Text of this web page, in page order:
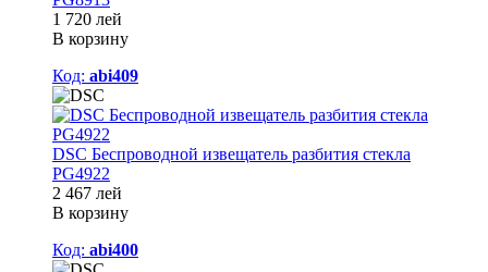
1 720 лей
В корзину
Код: abi409
DSC Беспроводной извещатель разбития стекла
PG4922
2 467 лей
В корзину
Код: abi400